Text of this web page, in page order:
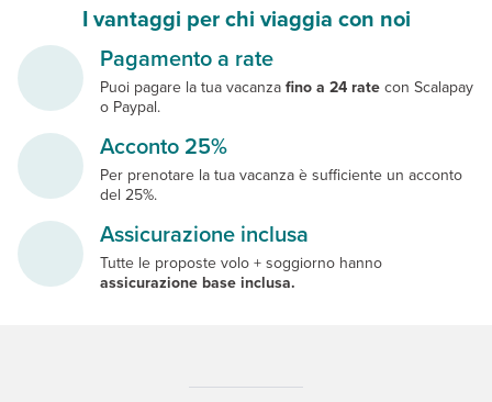
I vantaggi per chi viaggia con noi
Pagamento a rate
Puoi pagare la tua vacanza fino a 24 rate con Scalapay
o Paypal.
Acconto 25%
Per prenotare la tua vacanza è sufficiente un acconto
del 25%.
Assicurazione inclusa
Tutte le proposte volo + soggiorno hanno
assicurazione base inclusa.